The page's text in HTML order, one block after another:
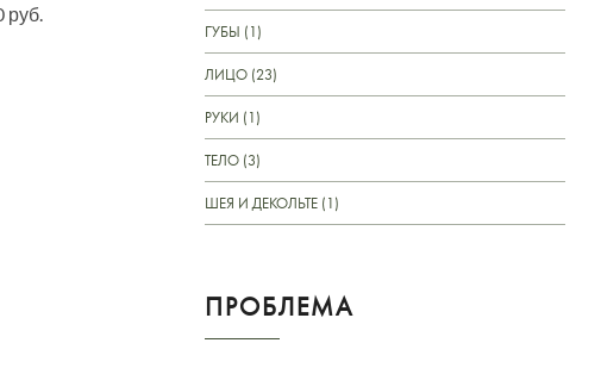
руб.
ГУБЫ (1)
ЛИЦО (23)
РУКИ (1)
ТЕЛО (3)
ШЕЯ И ДЕКОЛЬТЕ (1)
ПРОБЛЕМА